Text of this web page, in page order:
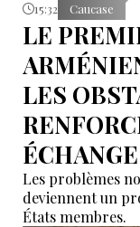
15:32 Caucase
LE
LES
Les problèmes
deviennent un
États membres.